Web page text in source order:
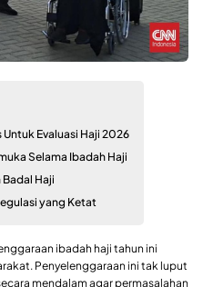
Evaluasi Haji 2026
Selama Ibadah Haji
Haji
yang Ketat
ibadah haji tahun ini
Penyelenggaraan ini tak luput
mendalam agar permasalahan